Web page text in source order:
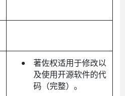
著佐权适用于修改以
及使用开源软件的代
码（完整）。